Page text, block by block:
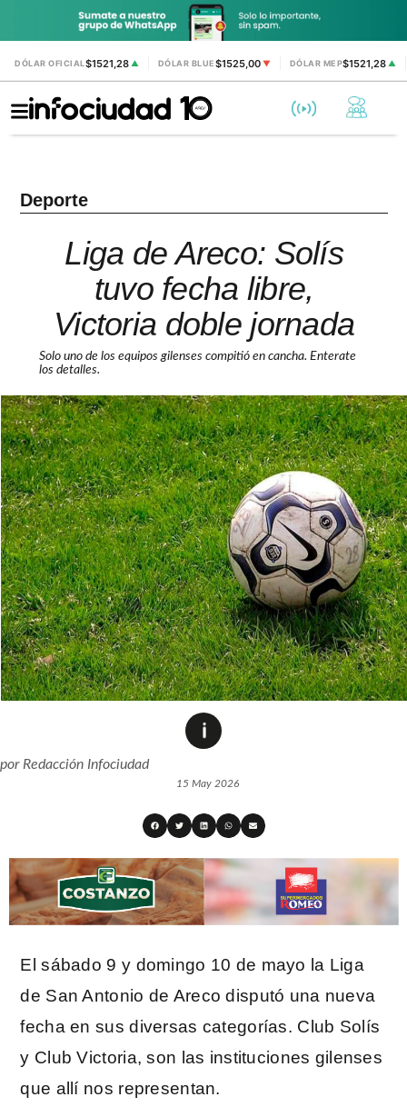
DÓLAR OFICIAL$1521,28 ▲ DÓLAR BLUE$1525,00 ▼ DÓLAR MEP$1521,28▲
Deporte
Liga de Areco: Solís
tuvo fecha libre,
Victoria doble jornada
Solo uno de los equipos gilenses compitió en cancha. Enterate
los detalles.
porRedacción Infociudad
15 May 2026
El sábado 9 y domingo 10 de mayo la Liga
de San Antonio de Areco disputó una nueva
fecha en sus diversas categorías. Club Solís
y Club Victoria, son las instituciones gilenses
que allí nos representan.